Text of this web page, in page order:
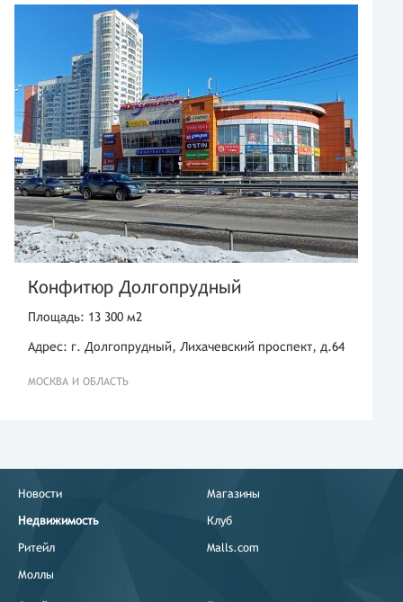
Конфитюр Долгопрудный
Площадь: 13 300 м2
Адрес: г. Долгопрудный, Лихачевский проспект, д.64
МОСКВА И ОБЛАСТЬ
Новости
Недвижимость
Ритейл
Моллы
Магазины
Клуб
Malls.com